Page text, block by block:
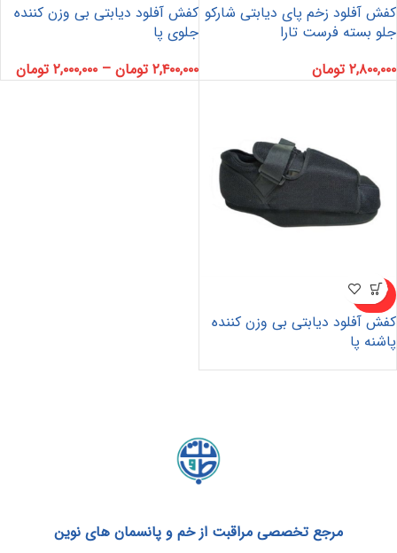
کفش آفلود زخم پای دیابتی شارکو
جلو بسته فرست تارا
۲,۸۰۰,۰۰۰ تومان
کفش آفلود دیابتی بی وزن کننده
جلوی پا
۲,۴۰۰,۰۰۰ تومان – ۲,۰۰۰,۰۰۰ تومان
ناموجو
د
کفش آفلود دیابتی بی وزن کننده
پاشنه پا
مرجع تخصصی مراقبت از خم و پانسمان های نوین